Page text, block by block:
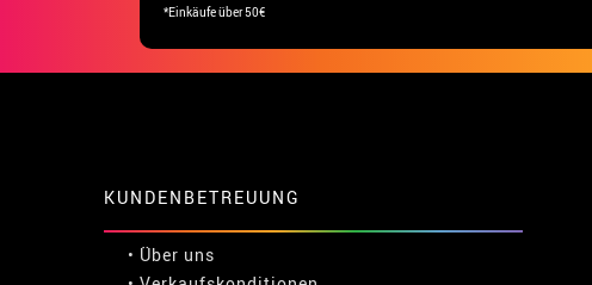
*Einkäufe über 50€
KUNDENBETREUUNG
• Über uns